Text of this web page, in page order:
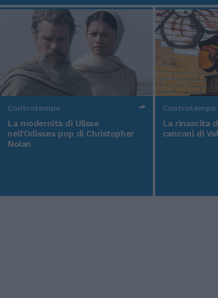
Controtempo
La modernità di Ulisse
nell'Odissea pop di Christopher
Nolan
Controtempo
La rinascita
canzoni di